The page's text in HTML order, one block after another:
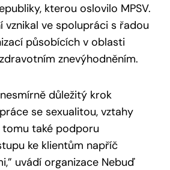
kterou oslovilo MPSV.
vznikal ve spolupráci s řadou
působících v oblasti
znevýhodněním.
důležitý krok
se sexualitou, vztahy
také podporu
ke klientům napříč
uvádí organizace Nebuď